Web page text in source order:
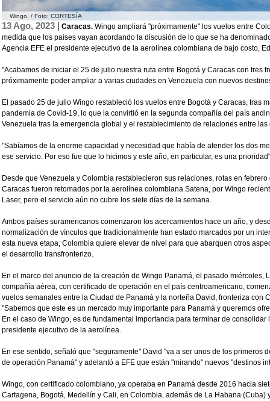
Wingo. / Foto: CORTESÍA
13 Ago, 2023 | Caracas. Wingo ampliará "próximamente" los vuelos entre
medida que los países vayan acordando la discusión de lo que se ha
Agencia EFE el presidente ejecutivo de la aerolínea colombiana de bajo costo,
"Acabamos de iniciar el 25 de julio nuestra ruta entre Bogotá y Caracas con tres
próximamente poder ampliar a varias ciudades en Venezuela con nuevos
El pasado 25 de julio Wingo restableció los vuelos entre Bogotá y Caracas, tras
pandemia de Covid-19, lo que la convirtió en la segunda compañía del país
Venezuela tras la emergencia global y el restablecimiento de relaciones entre
"Sabíamos de la enorme capacidad y necesidad que había de atender los dos
ese servicio. Por eso fue que lo hicimos y este año, en particular, es una
Desde que Venezuela y Colombia restablecieron sus relaciones, rotas en
Caracas fueron retomados por la aerolínea colombiana Satena, por Wingo
Laser, pero el servicio aún no cubre los siete días de la semana.
Ambos países suramericanos comenzaron los acercamientos hace un año, y
normalización de vínculos que tradicionalmente han estado marcados por un
esta nueva etapa, Colombia quiere elevar de nivel para que abarquen otros
el desarrollo transfronterizo.
En el marco del anuncio de la creación de Wingo Panamá, el pasado miércoles,
compañía aérea, con certificado de operación en el país centroamericano,
vuelos semanales entre la Ciudad de Panamá y la norteña David, fronteriza con
"Sabemos que este es un mercado muy importante para Panamá y queremos
En el caso de Wingo, es de fundamental importancia para terminar de
presidente ejecutivo de la aerolínea.
En ese sentido, señaló que "seguramente" David "va a ser unos de los primeros
de operación Panamá" y adelantó a EFE que están "mirando" nuevos "destinos
Wingo, con certificado colombiano, ya operaba en Panamá desde 2016 hacia
Cartagena, Bogotá, Medellín y Cali, en Colombia, además de La Habana (Cuba)